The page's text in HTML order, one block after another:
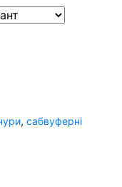
,сабвуферні